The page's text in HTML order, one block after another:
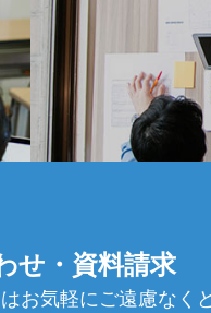
せ・資料請求
お気軽にご遠慮なく